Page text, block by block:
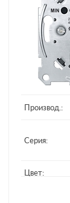
Производ.:
Серия:
Цвет: